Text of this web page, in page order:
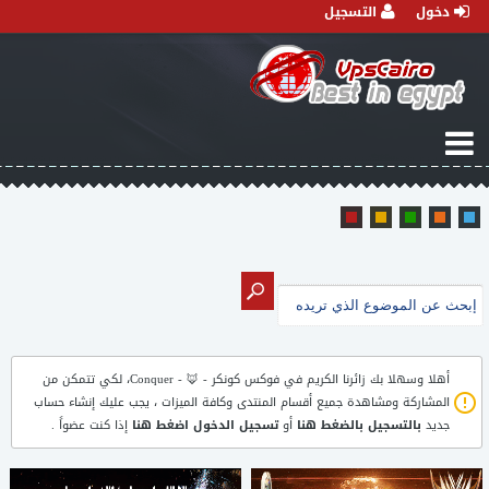
دخول التسجيل
أهلا وسهلا بك زائرنا الكريم فيفوكس كونكر - 🦊 - Conquer
، لكي تتمكن من
المشاركة ومشاهدة جميع أقسام المنتدى وكافة الميزات ، يجب عليك إنشاء حساب
جديد بالتسجيل بالضغط هنا أوتسجيل الدخول اضغط هنا إذا كنت عضواً .